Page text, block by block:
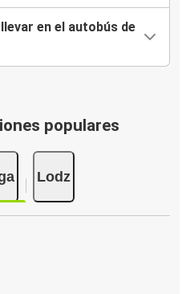
en el autobús de
populares
Lodz